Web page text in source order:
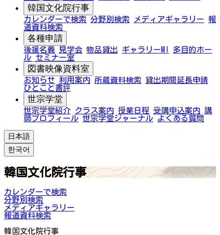
韓国文化院行事
カレンダーで検索 分野別検索 メディアギャラリー 報
道資料検索
各種申請
後援名義 見学会 物品貸出 ギャラリーMI
多目的ホー
ル セミナー室
図書映像資料室
お知らせ 利用案内 所蔵資料検索
貸出期間延長申請
ひとこと書評
世宗学堂
世宗学堂紹介 クラス案内 授業日程 受講申込案内 講
師プロフィール 世宗学堂ジャーナル よくある質問
日本語
한국어
韓国文化院行事
カレンダーで検索
分野別検索
メディアギャラリー
報道資料検索
韓国文化院行事